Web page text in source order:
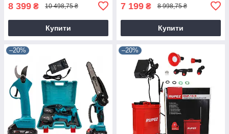
8 399 ₴ 10 498,75 ₴
Купити
7 199 ₴ 8 998,75 ₴
Купити
–20% –20%